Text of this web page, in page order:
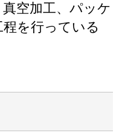
空加工、パッケ
を行っている